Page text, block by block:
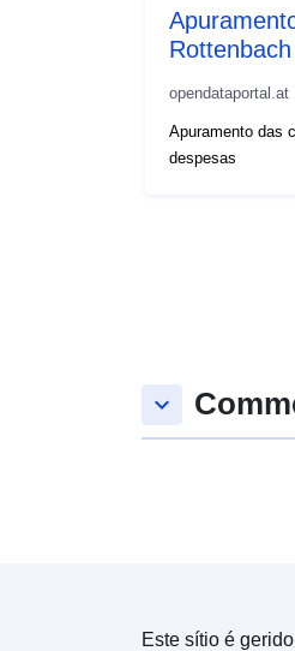
opendataportal.at
Apuramento das
despesas
keyboard_arrow_down
Este sítio é